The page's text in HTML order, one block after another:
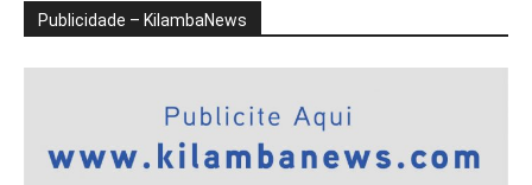
Publicidade – KilambaNews